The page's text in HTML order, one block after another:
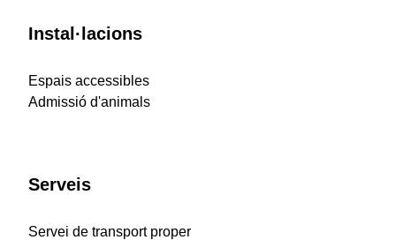
Instal·lacions
Espais accessibles
Admissió d'animals
Serveis
Servei de transport proper